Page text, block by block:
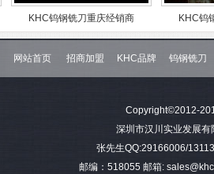
KHC钨钢铣刀重庆经销商 KHC钨钢铣刀
网站首页 招商加盟 KHC品牌 钨钢铣刀
Copyright©2012-
深圳市汉川实业发展
张先生QQ:29166006/
邮编：518055 邮箱: